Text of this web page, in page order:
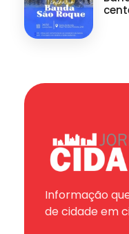
Informação
de cidade em